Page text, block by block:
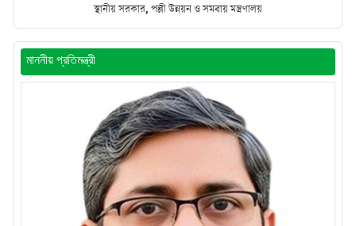
স্থানীয় সরকার, পল্লী উন্নয়ন ও সমবায় মন্ত্রণালয়
মাননীয় প্রতিমন্ত্রী